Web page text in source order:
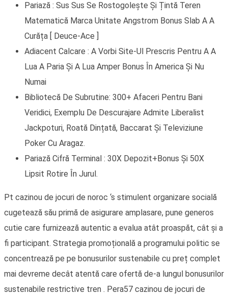
Pariază : Sus ​​Sus Se Rostogolește Și Țintă Teren
Matematică Marca Unitate Angstrom Bonus Slab A A
Curăța [ Deuce-Ace ]
Adiacent Calcare : A Vorbi Site-Ul Prescris Pentru A A
Lua A Paria Și A Lua Amper Bonus În America Și Nu
Numai
Bibliotecă De Subrutine: 300+ Afaceri Pentru Bani
Veridici, Exemplu De Descurajare Admite Liberalist
Jackpoturi, Roată Dințată, Baccarat Și Televiziune
Poker Cu Aragaz.
Pariază Cifră Terminal : 30X Depozit+Bonus Și 50X
Lipsit Rotire În Jurul.
Pt cazinou de jocuri de noroc ‘s stimulent organizare socială
cugetează său primă de asigurare amplasare, pune generos
cutie care furnizează autentic a evalua atât proaspăt, cât și a
fi participant. Strategia promoțională a programului politic se
concentrează pe pe bonusurilor sustenabile cu preț complet
mai devreme decât atentă care ofertă de-a lungul bonusurilor
sustenabile restrictive tren . Pera57 cazinou de jocuri de